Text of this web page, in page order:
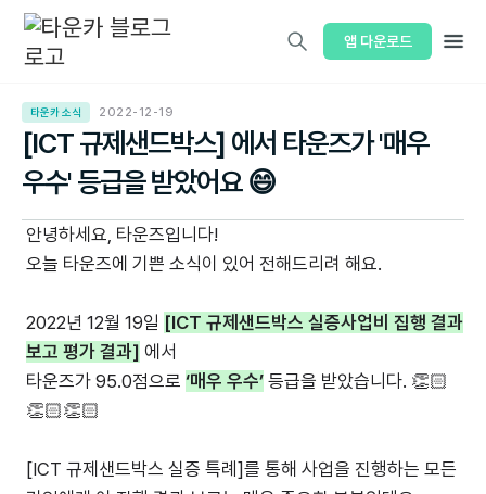
앱 다운로드
타운카 소식 2022-12-19
[ICT 규제샌드박스] 에서 타운즈가 '매우
우수' 등급을 받았어요 😄
안녕하세요, 타운즈입니다!
오늘 타운즈에 기쁜 소식이 있어 전해드리려 해요.
2022년 12월 19일 [ICT 규제샌드박스 실증사업비 집행 결과
보고 평가 결과] 에서
타운즈가 95.0점으로 ‘매우 우수’ 등급을 받았습니다. 👏🏻
👏🏻👏🏻
[ICT 규제샌드박스 실증 특례]를 통해 사업을 진행하는 모든